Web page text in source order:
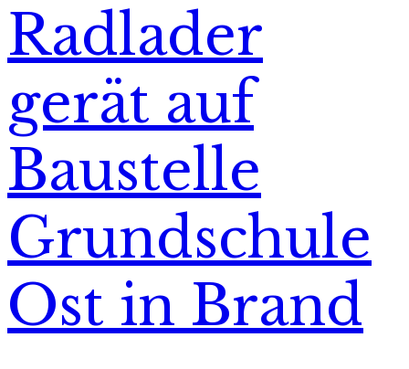
Radlader
gerät auf
Baustelle
Grundschule
Ost in Brand